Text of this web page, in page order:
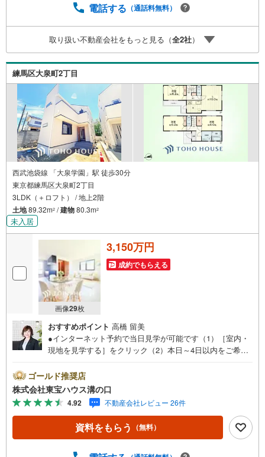
にかつ瀟洒にさせるCG加工ホームステイジングサービ
をご招待いたします。
電話する （通話料無料）
取り扱い不動産会社をもっと見る（全2社）
練馬区大泉町2丁目
西武池袋線 「大泉学園」駅 徒歩30分
東京都練馬区大泉町2丁目
3LDK（＋ロフト） / 地上2階
土地89.32m2 /建物80.3m2
未入居
画像29枚
3,150万円
成約でもらえる
おすすめポイント 高橋 留美
●インターネット予約で当日見学が可能です（1）［室内・
現地を見学する］をクリック（2）本日～4日以内をご希望
い！●10:00～21:00はお電話でのお問い合わせがスムーズで
す。【Yahoo！ 不動産キャンペーン対象店舗】当店で物件
を成約するとPayPayポイントがもらえる「Yahoo！不動産
物件ご成約キャンペーン」の対象になります。「資料をも
らう」「見学予約をする」ボタンからお問い合わせくださ
い。※必ずYahoo！ JAPAN IDでログインしてください。※P
ゴールド推奨店
株式会社東宝ハウス溝の口
4.92 不動産会社レビュー 26件
資料をもらう （無料）